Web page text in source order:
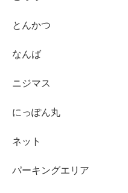
とんかつ
なんば
ニジマス
にっぽん丸
ネット
パーキングエリア